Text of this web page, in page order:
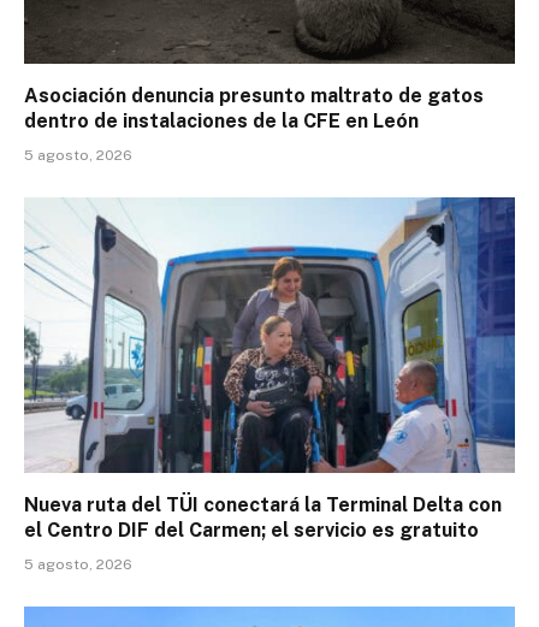
Asociación denuncia presunto maltrato de gatos
dentro de instalaciones de la CFE en León
5 agosto, 2026
Nueva ruta del TÜI conectará la Terminal Delta con
el Centro DIF del Carmen; el servicio es gratuito
5 agosto, 2026